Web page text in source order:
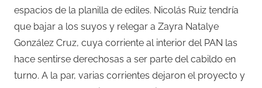
espacios de la planilla de ediles. Nicolás Ruiz tendría
que bajar a los suyos y relegar a Zayra Natalye
González Cruz, cuya corriente al interior del PAN las
hace sentirse derechosas a ser parte del cabildo en
turno. A la par, varias corrientes dejaron el proyecto y